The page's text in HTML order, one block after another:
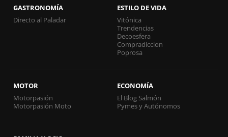
GASTRONOMÍA
Directo al Paladar
ESTILO DE VIDA
Vitónica
Trendencias
Decoesfera
Compradiccion
Poprosa
MOTOR
Motorpasión
Motorpasión Moto
ECONOMÍA
El Blog Salmón
Pymes y Autónomos